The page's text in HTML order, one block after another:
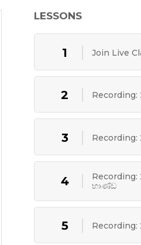
LESSONS
1 Join Live
2 Recording:
3 Recording:
4
භාණ්ඩ
5 Recording: